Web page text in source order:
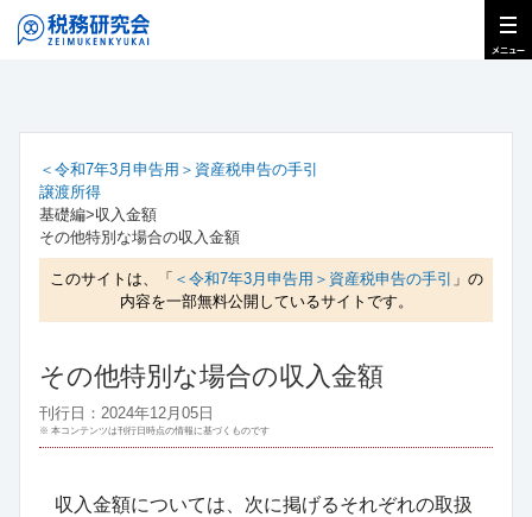
＜令和7年3月申告用＞資産税申告の手引
譲渡所得
基礎編>収入金額
その他特別な場合の収入金額
このサイトは、「 ＜令和7年3月申告用＞資産税申告の手引
」の
内容を一部無料公開しているサイトです。
その他特別な場合の収入金額
刊行日：2024年12月05日
※ 本コンテンツは刊行日時点の情報に基づくものです
収入金額については、次に掲げるそれぞれの取扱